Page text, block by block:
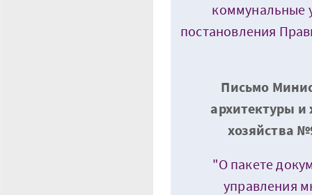
коммунальные
постановления
Письмо
архитектуры
хозяйства
"О пакете
управления